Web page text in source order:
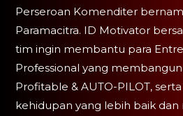
Perseroan Komenditer
Paramacitra. ID Motivator
tim ingin membantu para
Professional yang membangun
Profitable & AUTO-PILOT,
kehidupan yang lebih baik dan